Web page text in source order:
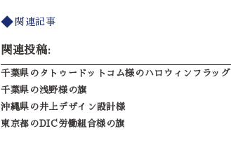
関連記事
関連投稿:
千葉県のタトゥードットコム様のハロウィンフラッグ
千葉県の浅野様の旗
沖縄県の井上デザイン設計様
東京都のDIC労働組合様の旗